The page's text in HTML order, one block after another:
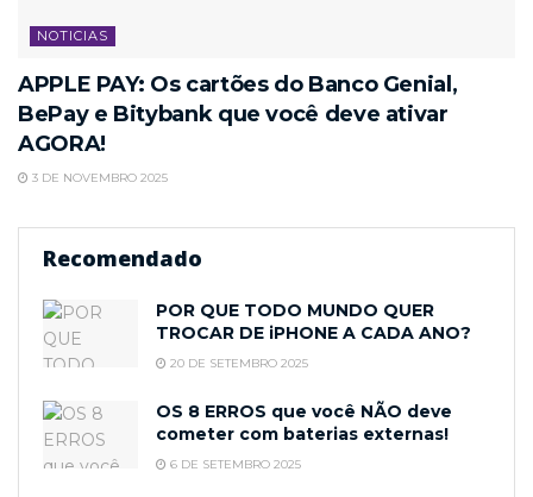
NOTICIAS
APPLE PAY: Os cartões do Banco Genial,
BePay e Bitybank que você deve ativar
AGORA!
3 DE NOVEMBRO 2025
Recomendado
POR QUE TODO MUNDO QUER
TROCAR DE iPHONE A CADA ANO?
20 DE SETEMBRO 2025
OS 8 ERROS que você NÃO deve
cometer com baterias externas!
6 DE SETEMBRO 2025